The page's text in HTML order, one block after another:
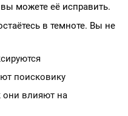
можете её исправить.
в темноте. Вы не
поисковику
они влияют на